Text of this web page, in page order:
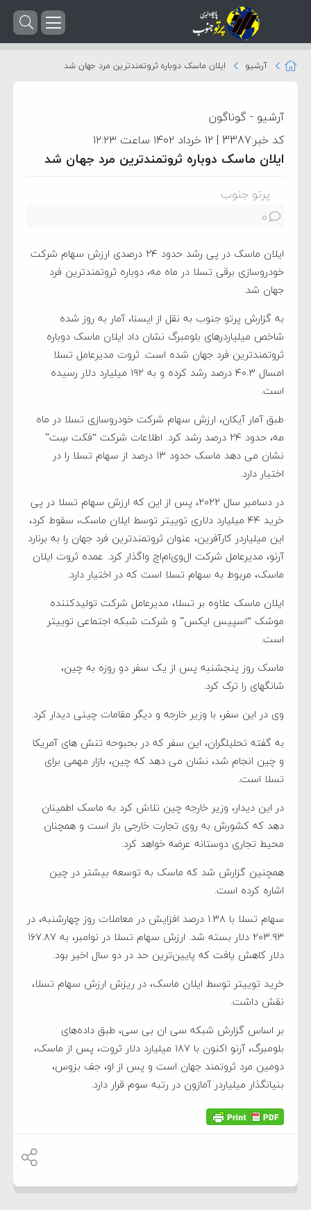
آرشیو ایلان ماسک دوباره ثروتمندترین مرد جهان شد
آرشیو -گوناگون
کد خبر:3387 | ۱۲ خرداد ۱۴۰۲ ساعت ۱۲:۲۳
ایلان ماسک دوباره ثروتمندترین مرد جهان شد
پرتو جنوب
0
ایلان ماسک در پی رشد حدود ۲۴ درصدی ارزش سهام شرکت
خودروسازی برقی تسلا در ماه مه، دوباره ثروتمندترین فرد
جهان شد.
به گزارش پرتو جنوب به نقل از ایسنا، آمار به روز شده
شاخص میلیاردرهای بلومبرگ نشان داد ایلان ماسک دوباره
ثروتمندترین فرد جهان شده است. ثروت مدیرعامل تسلا
امسال ۴۰.۳ درصد رشد کرده و به ۱۹۲ میلیارد دلار رسیده
است.
طبق آمار آیکان، ارزش سهام شرکت خودروسازی تسلا در ماه
مه، حدود ۲۴ درصد رشد کرد. اطلاعات شرکت “فکت سِت”
نشان می دهد ماسک حدود ۱۳ درصد از سهام تسلا را در
اختیار دارد.
در دسامبر سال ۲۰۲۲، پس از این که ارزش سهام تسلا در پی
خرید ۴۴ میلیارد دلاری توییتر توسط ایلان ماسک، سقوط کرد،
این میلیاردر کارآفرین، عنوان ثروتمندترین فرد جهان را به برنارد
آرنو، مدیرعامل شرکت ال‌وی‌ام‌اچ واگذار کرد. عمده ثروت ایلان
ماسک، مربوط به سهام تسلا است که در اختیار دارد.
ایلان ماسک علاوه بر تسلا، مدیرعامل شرکت تولیدکننده
موشک “اسپیس ایکس” و شرکت شبکه اجتماعی توییتر
است.
ماسک روز پنجشنبه پس از یک سفر دو روزه به چین،
شانگهای را ترک کرد.
وی در این سفر، با وزیر خارجه و دیگر مقامات چینی دیدار کرد.
به گفته تحلیلگران، این سفر که در بحبوحه تنش های آمریکا
و چین انجام شد، نشان می دهد که چین، بازار مهمی برای
تسلا است.
در این دیدار، وزیر خارجه چین تلاش کرد به ماسک اطمینان
دهد که کشورش به روی تجارت خارجی باز است و همچنان
محیط تجاری دوستانه عرضه خواهد کرد.
همچنین گزارش شد که ماسک به توسعه بیشتر در چین
اشاره کرده است.
سهام تسلا با ۱.۳۸ درصد افزایش در معاملات روز چهارشنبه، در
۲۰۳.۹۳ دلار بسته شد. ارزش سهام تسلا در نوامبر، به ۱۶۷.۸۷
دلار کاهش یافت که پایین‌ترین حد در دو سال اخیر بود.
خرید توییتر توسط ایلان ماسک، در ریزش ارزش سهام تسلا،
نقش داشت.
بر اساس گزارش شبکه سی ان بی سی، طبق داده‌های
بلومبرگ، آرنو اکنون با ۱۸۷ میلیارد دلار ثروت، پس از ماسک،
دومین مرد ثروتمند جهان است و پس از او، جف بزوس،
بنیانگذار میلیاردر آمازون در رتبه سوم قرار دارد.